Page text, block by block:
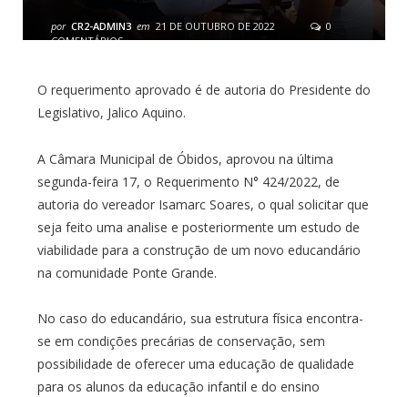
por CR2-ADMIN3 em 21 DE OUTUBRO DE 2022
0
COMENTÁRIOS
O requerimento aprovado é de autoria do Presidente do
Legislativo, Jalico Aquino.
A Câmara Municipal de Óbidos, aprovou na última
segunda-feira 17, o Requerimento N° 424/2022, de
autoria do vereador Isamarc Soares, o qual solicitar que
seja feito uma analise e posteriormente um estudo de
viabilidade para a construção de um novo educandário
na comunidade Ponte Grande.
No caso do educandário, sua estrutura física encontra-
se em condições precárias de conservação, sem
possibilidade de oferecer uma educação de qualidade
para os alunos da educação infantil e do ensino